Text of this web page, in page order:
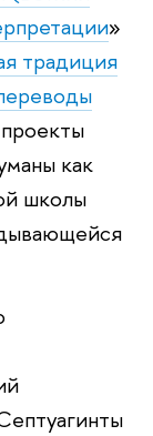
»
традиция
как
школы